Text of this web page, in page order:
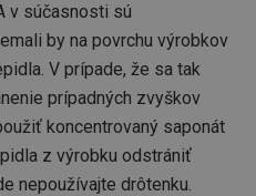
v súčasnosti sú
by na povrchu výrobkov
V prípade, že sa tak
prípadných zvyškov
koncentrovaný saponát
z výrobku odstrániť
nepoužívajte drôtenku.